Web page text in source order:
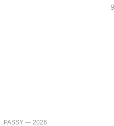
— 2026